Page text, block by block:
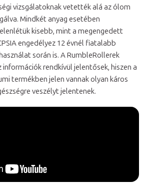
vizsgálatoknak vetették alá az ólom
Mindkét anyag esetében
kisebb, mint a megengedett
engedélyez 12 évnél fiatalabb
során is. A RumbleRollerek
információk rendkívül jelentősek, hiszen a
termékben jelen vannak olyan káros
veszélyt jelentenek.